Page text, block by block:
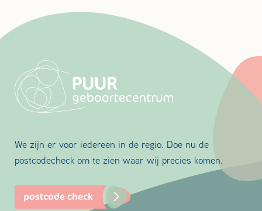
We zijn er voor iedereen in de regio. Doe nu de
postcodecheck om te zien waar wij precies komen.
postcode check